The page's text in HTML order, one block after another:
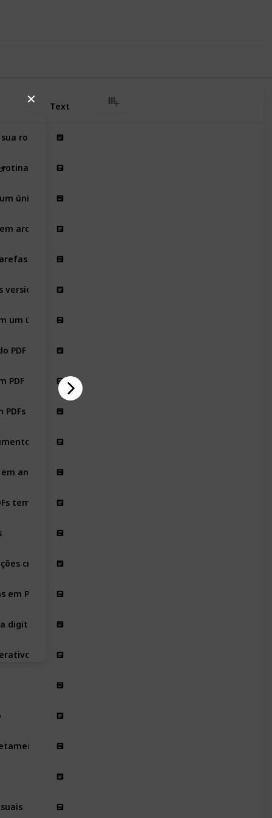
✕ Text
rotina usando PDFs
no dia a dia?
único PDF
arquivos editáveis
recorrentes
versionados
um único arquivo
PDF
PDF
compartilhados
portáteis
andamento
temáticos
críticas
PDF
digital
no PDF